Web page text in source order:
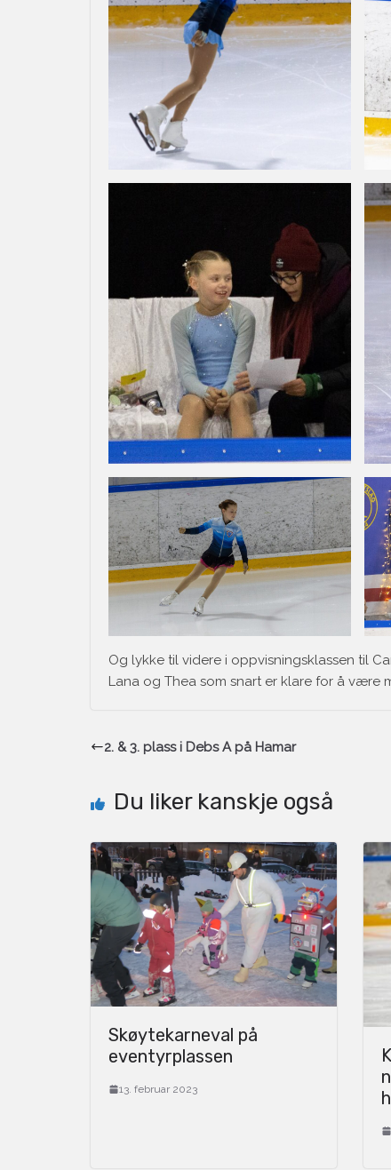
Og lykke til videre i oppvisningsklassen til
Lana og Thea som snart er klare for å være
2. & 3. plass i Debs A på Hamar
Du liker kanskje også
Skøytekarneval på
eventyrplassen
13. februar 2023